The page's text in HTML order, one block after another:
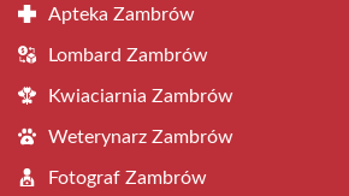
Apteka Zambrów
Lombard Zambrów
Kwiaciarnia Zambrów
Weterynarz Zambrów
Fotograf Zambrów